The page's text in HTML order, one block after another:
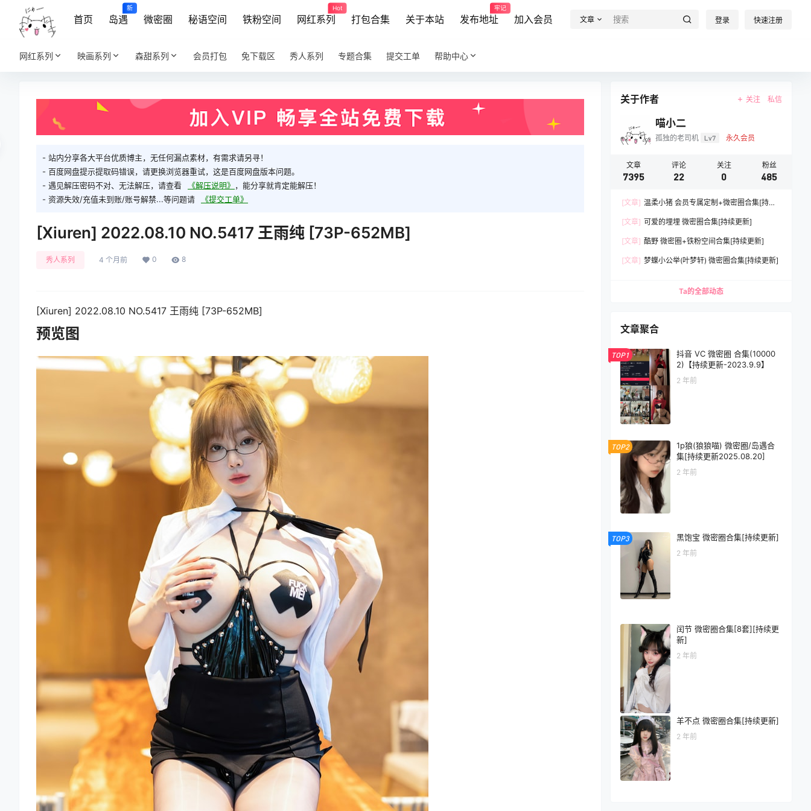
首页 岛遇
新
微密圈 秘语空间 铁粉空间 网红系列
Hot
打包合集 关于本站 发布地址
牢记
加入会员 文章 登录 快速注册
网红系列 映画系列 森甜系列 会员打包 免下载区 秀人系列 专题合集 提交工单 帮助中心
- 站内分享各大平台优质博主，无任何漏点素材，有需求请另寻！
- 百度网盘提示提取码错误，请更换浏览器重试，这是百度网盘版本问题。
- 遇见解压密码不对、无法解压，请查看
《解压说明》 ，能分享就肯定能解压！
- 资源失效/充值未到账/账号解禁...等问题请
《提交工单》
[Xiuren] 2022.08.10 NO.5417 王雨纯 [73P-652MB]
秀人系列 4 个月前 0 8
[Xiuren] 2022.08.10 NO.5417 王雨纯 [73P-652MB]
预览图
关于作者 关注 私信
喵小二
孤独的老司机 Lv7 永久会员
文章
7395
评论
22
关注
0
粉丝
485
[文章] 温柔小猪 会员专属定制+微密圈合集[持续
[文章] 可爱的埋埋 微密圈合集[持续更新]
[文章] 酷野 微密圈+铁粉空间合集[持续更新]
[文章] 梦蝶小公举(叶梦轩) 微密圈合集[持续更新]
Ta的全部动态
文章聚合
TOP1
抖音 VC 微密圈 合集(10000
2)【持续更新-2023.9.9】
2 年前
TOP2
1p狼(狼狼喵) 微密圈/岛遇合
集[持续更新2025.08.20]
2 年前
TOP3 黑饱宝 微密圈合集[持续更新]
2 年前
闰节 微密圈合集[8套][持续更
新]
2 年前
羊不点 微密圈合集[持续更新]
2 年前